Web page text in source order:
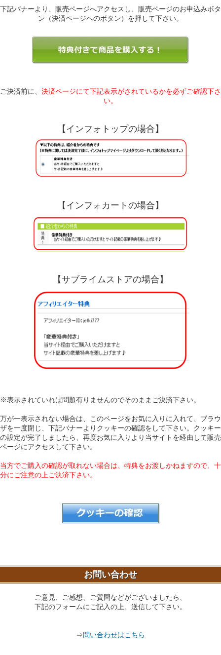
下記バナーより、販売ページへアクセスし、販売ページのお申込みボタ
ン（決済ページへのボタン）を押して下さい。
ご決済前に、 決済ページにて下記表示がされているかを必ずご確認下さ
い。
【インフォトップの場合】
【インフォカートの場合】
【サブライムストアの場合】
※表示されていれば問題有りませんのでそのままご決済下さい。
万が一表示されない場合は、このページをお気に入りに入れて、ブラウ
ザを一度閉じ、下記バナーよりクッキーの確認をして下さい。クッキー
の設定が完了しましたら、再度お気に入りより当サイトを経由して販売
ページにアクセスして下さい。
当方でご購入の確認が取れない場合は、特典をお渡しかねますので、十
分にご注意の上ご決済下さい。
お問い合わせ
ご意見、ご感想、ご質問などがございましたら、
下記のフォームにご記入の上、送信して下さい。
⇒問い合わせはこちら